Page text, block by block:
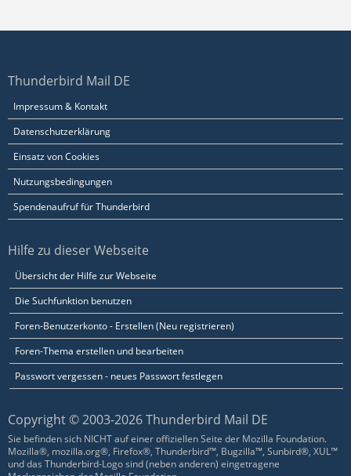
Thunderbird Mail DE
Impressum & Kontakt
Datenschutzerklärung
Einsatz von Cookies
Nutzungsbedingungen
Spendenaufruf für Thunderbird
Hilfe zu dieser Webseite
Übersicht der Hilfe zur Webseite
Die Suchfunktion benutzen
Foren-Benutzerkonto - Erstellen (Neu registrieren)
Foren-Thema erstellen und bearbeiten
Passwort vergessen - neues Passwort festlegen
Copyright © 2003-2026 Thunderbird Mail DE
Sie befinden sich NICHT auf einer offiziellen Seite der Mozilla Foundation.
Mozilla®, mozilla.org®, Firefox®, Thunderbird™, Bugzilla™, Sunbird®, XUL™
und das Thunderbird-Logo sind (neben anderen) eingetragene